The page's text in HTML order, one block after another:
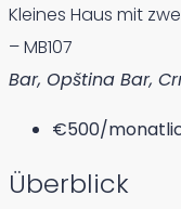
Kleines Haus mit
– MB107
Bar, Opština Bar,
€500/
Überblick